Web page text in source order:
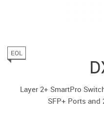
EOL
Layer 2+ SmartPro
SFP+ Ports and